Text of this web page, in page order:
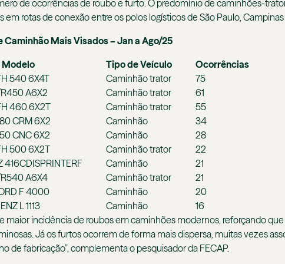
de ocorrências de roubo e furto. O predomínio de caminhões-
rotas de conexão entre os polos logísticos de São Paulo, Campinas
Caminhão Mais Visados – Jan a Ago/25
Modelo Tipo de Veículo
Ocorrências
540 6X4T Caminhão trator
75
A6X2 Caminhão trator
61
460 6X2T Caminhão trator
55
CRM 6X2 Caminhão
34
CNC 6X2 Caminhão
28
500 6X2T Caminhão trator
22
416CDISPRINTERF Caminhão
21
A6X4 Caminhão trator
21
F 4000 Caminhão
20
L 1113 Caminhão
16
maior incidência de roubos em caminhões modernos, reforçando
Já os furtos ocorrem de forma mais dispersa, muitas vezes
de fabricação”, complementa o pesquisador da FECAP.